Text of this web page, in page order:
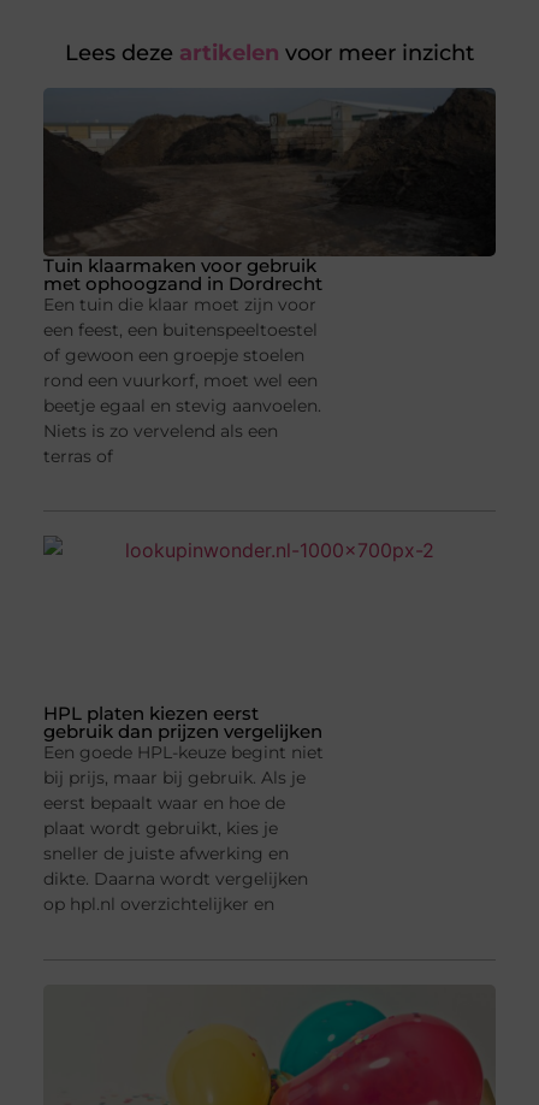
Lees deze artikelen voor meer inzicht
Tuin klaarmaken voor gebruik
met ophoogzand in Dordrecht
Een tuin die klaar moet zijn voor
een feest, een buitenspeeltoestel
of gewoon een groepje stoelen
rond een vuurkorf, moet wel een
beetje egaal en stevig aanvoelen.
Niets is zo vervelend als een
terras of
HPL platen kiezen eerst
gebruik dan prijzen vergelijken
Een goede HPL-keuze begint niet
bij prijs, maar bij gebruik. Als je
eerst bepaalt waar en hoe de
plaat wordt gebruikt, kies je
sneller de juiste afwerking en
dikte. Daarna wordt vergelijken
op hpl.nl overzichtelijker en